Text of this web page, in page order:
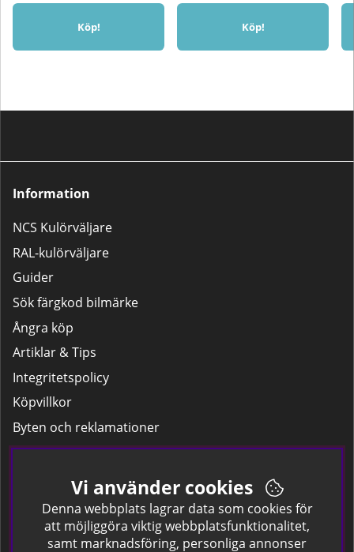
Köp! Köp!
Information
NCS Kulörväljare
RAL-kulörväljare
Guider
Sök färgkod bilmärke
Ångra köp
Artiklar & Tips
Integritetspolicy
Köpvillkor
Byten och reklamationer
Leverans
Hitta färgkoden på bilen.
Företagskund
Om oss
Vi använder cookies
Denna webbplats lagrar data som cookies för
att möjliggöra viktig webbplatsfunktionalitet,
samt marknadsföring, personliga annonser